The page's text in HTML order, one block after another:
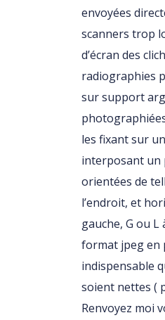
envoyées
scanners trop
d’écran des
radiographies
sur support
les fixant sur
interposant un
orientées de
l’endroit, et
gauche, G ou
format jpeg en
indispensable
soient nettes (
Renvoyez moi